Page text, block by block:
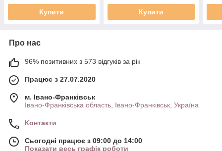
Купити Купити
Про нас
96% позитивних з 573 відгуків за рік
Працює з 27.07.2020
м. Івано-Франківськ
Івано-Франківська область, Івано-Франківськ, Україна
Контакти
Сьогодні працює з 09:00 до 14:00
Показати весь графік роботи